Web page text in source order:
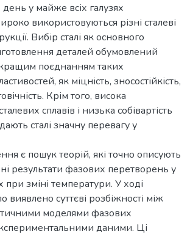
у майже всіх галузях
використовуються різні сталеві
Вибір сталі як основного
деталей обумовлений
поєднанням таких
як міцність, зносостійкість,
Крім того, висока
сплавів і низька собівартість
сталі значну перевагу у
є пошук теорій, які точно описують
результати фазових перетворень у
при зміні температури. У ході
виявлено суттєві розбіжності між
моделями фазових
даними. Ці